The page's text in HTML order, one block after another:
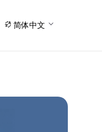
简体中文